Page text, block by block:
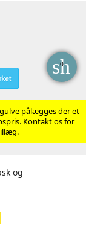
0
pålægges der et
Kontakt os for